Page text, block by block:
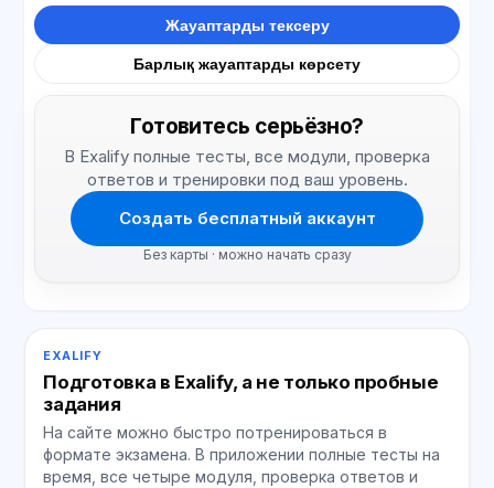
Жауаптарды тексеру
Барлық жауаптарды көрсету
Готовитесь серьёзно?
В Exalify полные тесты, все модули, проверка
ответов и тренировки под ваш уровень.
Создать бесплатный аккаунт
Без карты · можно начать сразу
EXALIFY
Подготовка в Exalify, а не только пробные
задания
На сайте можно быстро потренироваться в
формате экзамена. В приложении полные тесты на
время, все четыре модуля, проверка ответов и